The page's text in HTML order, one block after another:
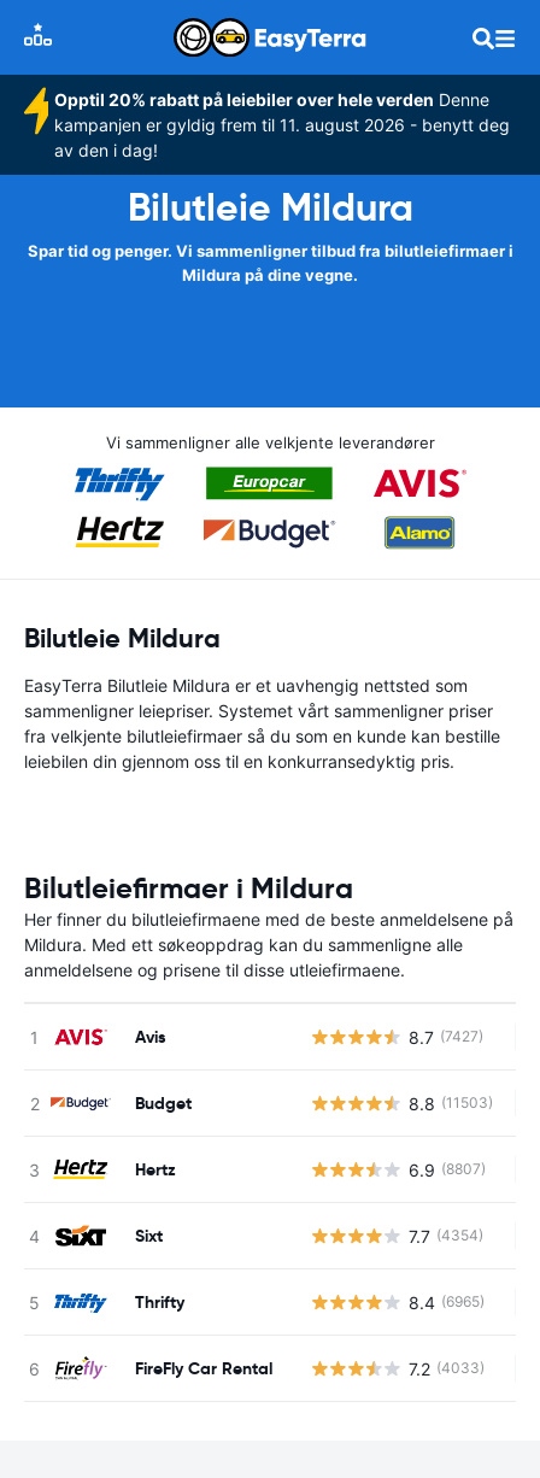
Opptil 20% rabatt på leiebiler over hele verden Denne
kampanjen er gyldig frem til 11. august 2026 - benytt deg
av den i dag!
Bilutleie Mildura
Spar tid og penger. Vi sammenligner tilbud fra bilutleiefirmaer i
Mildura på dine vegne.
Vi sammenligner alle velkjente leverandører
Bilutleie Mildura
EasyTerra Bilutleie Mildura er et uavhengig nettsted som
sammenligner leiepriser. Systemet vårt sammenligner priser
fra velkjente bilutleiefirmaer så du som en kunde kan bestille
leiebilen din gjennom oss til en konkurransedyktig pris.
Bilutleiefirmaer i Mildura
Her finner du bilutleiefirmaene med de beste anmeldelsene på
Mildura. Med ett søkeoppdrag kan du sammenligne alle
anmeldelsene og prisene til disse utleiefirmaene.
Avis 8.7 (7427)
Budget 8.8 (11503)
Hertz 6.9 (8807)
Sixt 7.7 (4354)
Thrifty 8.4 (6965)
FireFly Car Rental 7.2 (4033)